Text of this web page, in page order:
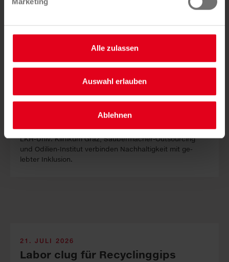
Alle zulassen
Auswahl erlauben
Ablehnen
22. JULI 2026
Leere Fla­sch­en, echte Hil­fe: Pfand­
spen­den am LKH Graz
LKH-Univ. Kli­ni­kum Graz, Sauber­macher-Out­sour­cing
und Odilien-In­stitut ver­binden Nach­haltig­keit mit ge­
lebter In­klus­ion.
21. JULI 2026
Labor clug für Recyclinggips